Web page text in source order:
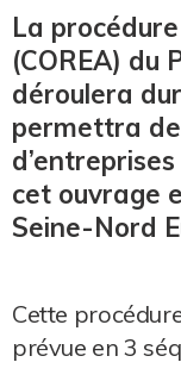
La
(COREA) du
déroulera
permettra
cet ouvrage
Seine-Nord
Cette
prévue en 3